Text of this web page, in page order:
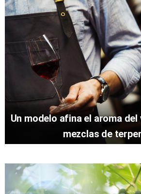
Un modelo afina el aroma
mezclas de